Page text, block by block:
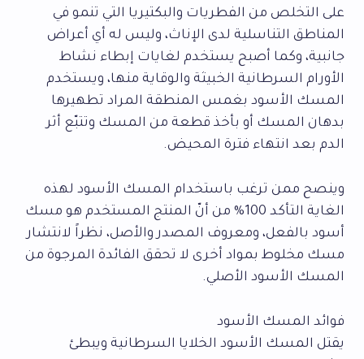
على التخلص من الفطريات والبكتيريا التي تنمو في
المناطق التناسلية لدى الإناث، وليس له أي أعراض
جانبية، وكما أصبح يستخدم لغايات إبطاء نشاط
الأورام السرطانية الخبيثة والوقاية منها، ويستخدم
المسك الأسود بغمس المنطقة المراد تطهيرها
بدهان المسك أو بأخذ قطعة من المسك وتتبّع أثر
الدم بعد انتهاء فترة المحيض.
وينصح ممن ترغب باستخدام المسك الأسود لهذه
الغاية التأكد 100% من أنّ المنتج المستخدم هو مسك
أسود بالفعل، ومعروف المصدر والأصل، نظراً لانتشار
مسك مخلوط بمواد أخرى لا تحقق الفائدة المرجوة من
المسك الأسود الأصلي.
فوائد المسك الأسود
يقتل المسك الأسود الخلايا السرطانية ويبطئ